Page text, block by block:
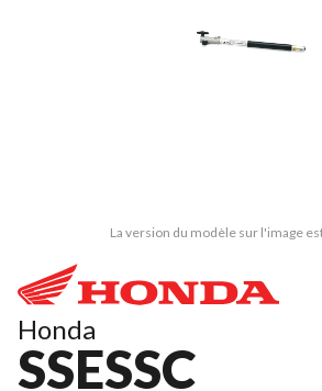
La version du modèle sur l'image est
Honda
SSESSC